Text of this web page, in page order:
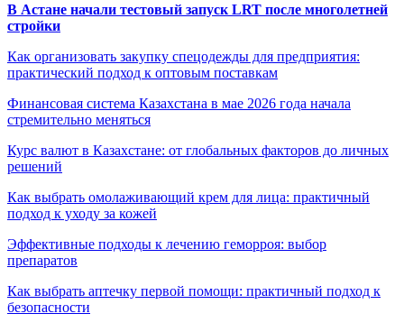
В Астане начали тестовый запуск LRT после многолетней
стройки
Как организовать закупку спецодежды для предприятия:
практический подход к оптовым поставкам
Финансовая система Казахстана в мае 2026 года начала
стремительно меняться
Курс валют в Казахстане: от глобальных факторов до личных
решений
Как выбрать омолаживающий крем для лица: практичный
подход к уходу за кожей
Эффективные подходы к лечению геморроя: выбор
препаратов
Как выбрать аптечку первой помощи: практичный подход к
безопасности